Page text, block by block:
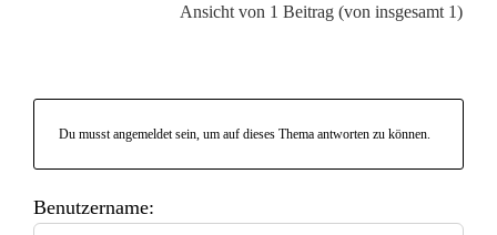
Ansicht von 1 Beitrag (von insgesamt 1)
Du musst angemeldet sein, um auf dieses Thema antworten zu können.
Benutzername: